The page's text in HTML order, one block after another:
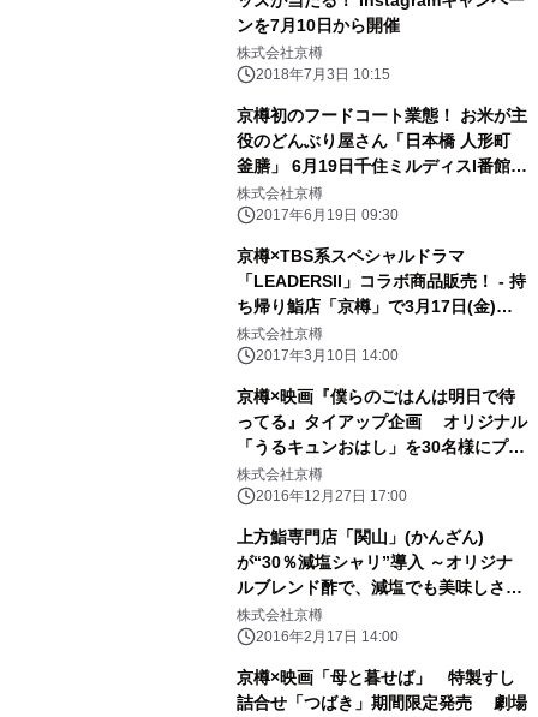
ンを7月10日から開催
株式会社京樽
2018年7月3日 10:15
京樽初のフードコート業態！ お米が主
役のどんぶり屋さん「日本橋 人形町
釜膳」 6月19日千住ミルディスI番館
1Fフードコートにオープン
株式会社京樽
2017年6月19日 09:30
京樽×TBS系スペシャルドラマ
「LEADERSII」コラボ商品販売！ - 持
ち帰り鮨店「京樽」で3月17日(金)か
ら4月16日(日)まで -
株式会社京樽
2017年3月10日 14:00
京樽×映画『僕らのごはんは明日で待
ってる』タイアップ企画 オリジナル
「うるキュンおはし」を30名様にプレ
ゼント！
株式会社京樽
2016年12月27日 17:00
上方鮨専門店「関山」(かんざん)
が“30％減塩シャリ”導入 ～オリジナ
ルブレンド酢で、減塩でも美味しさそ
のまま～
株式会社京樽
2016年2月17日 14:00
京樽×映画「母と暮せば」 特製すし
詰合せ「つばき」期間限定発売 劇場